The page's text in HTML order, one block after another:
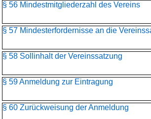
§ 56 Mindestmitgliederzahl des Vereins
§ 57 Mindesterfordernisse an die
§ 58 Sollinhalt der Vereinssatzung
§ 59 Anmeldung zur Eintragung
§ 60 Zurückweisung der Anmeldung